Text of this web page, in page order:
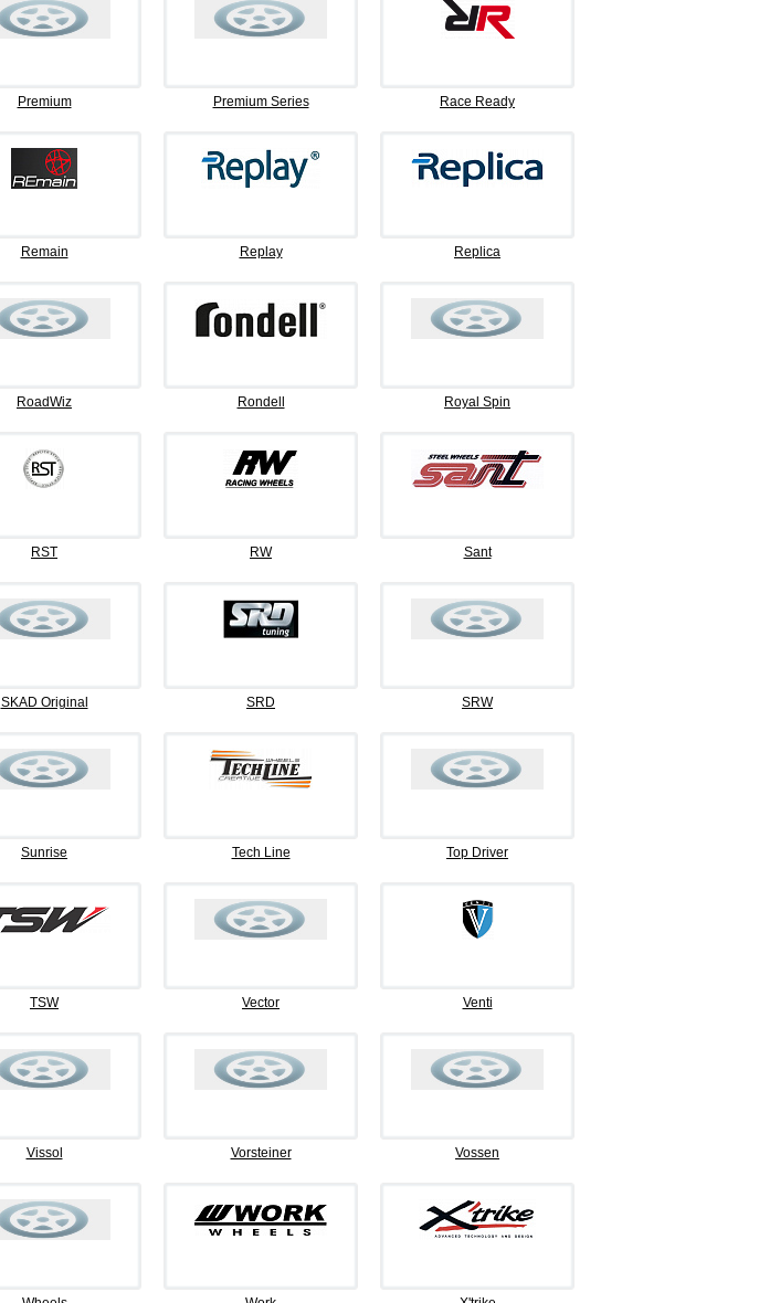
Premium Premium Series Race Ready
Remain Replay Replica
RoadWiz Rondell Royal Spin
RST RW Sant
SKAD Original SRD SRW
Sunrise Tech Line Top Driver
TSW Vector Venti
Vissol Vorsteiner Vossen